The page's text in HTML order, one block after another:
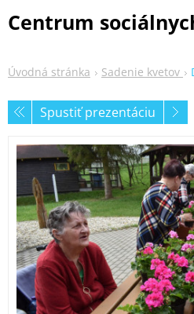
Centrum
Úvodná stránka Sadenie kvetov
Spustiť prezentáciu